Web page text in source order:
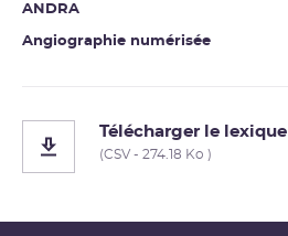
ANDRA
Angiographie numérisée
Télécharger le lexique
(CSV - 274.18 Ko )